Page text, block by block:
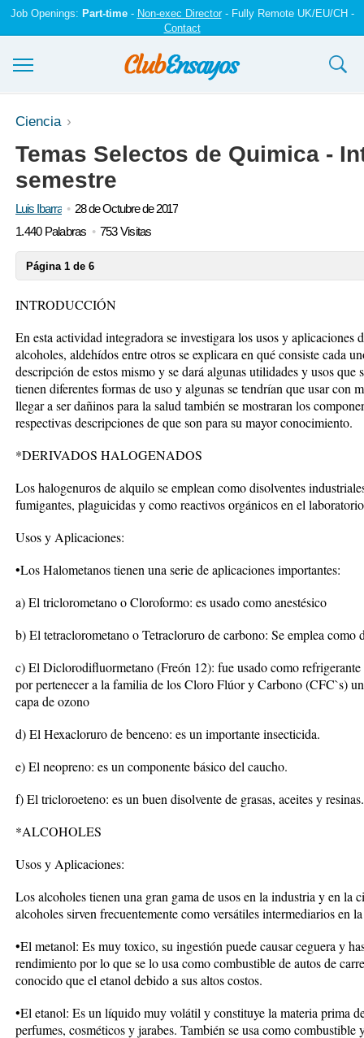
Job Openings: Part-time- Non-exec Director- Fully Remote UK/EU/CH -
Contact
Ensayos y trabajos
Registrarse
Iniciar sesión
Ciencia
Temas Selectos de Quimica -
semestre
Luis Ibarra
28 de Octubre de 2017
1.440 Palabras
753 Visitas
Página 1 de 6
INTRODUCCIÓN
En esta actividad integradora se investigara los usos y aplicaciones
alcoholes, aldehídos entre otros se explicara en qué consiste cada
descripción de estos mismo y se dará algunas utilidades y usos que
tienen diferentes formas de uso y algunas se tendrían que usar con
llegar a ser dañinos para la salud también se mostraran los
respectivas descripciones de que son para su mayor conocimiento.
*DERIVADOS HALOGENADOS
Los halogenuros de alquilo se emplean como disolventes
fumigantes, plaguicidas y como reactivos orgánicos en el laboratorio
Usos y Aplicaciones:
•Los Halometanos tienen una serie de aplicaciones importantes:
a) El triclorometano o Cloroformo: es usado como anestésico
b) El tetraclorometano o Tetracloruro de carbono: Se emplea como
c) El Diclorodifluormetano (Freón 12): fue usado como
por pertenecer a la familia de los Cloro Flúor y Carbono (CFC`s)
capa de ozono
d) El Hexacloruro de benceno: es un importante insecticida.
e) El neopreno: es un componente básico del caucho.
f) El tricloroeteno: es un buen disolvente de grasas, aceites y resinas.
*ALCOHOLES
Usos y Aplicaciones:
Los alcoholes tienen una gran gama de usos en la industria y en la
alcoholes sirven frecuentemente como versátiles intermediarios en
•El metanol: Es muy toxico, su ingestión puede causar ceguera y
rendimiento por lo que se lo usa como combustible de autos de
conocido que el etanol debido a sus altos costos.
•El etanol: Es un líquido muy volátil y constituye la materia prima
perfumes, cosméticos y jarabes. También se usa como combustible